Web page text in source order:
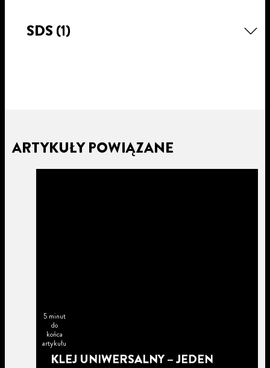
SDS (1)
ARTYKUŁY POWIĄZANE
5 minut
do
końca
artykułu
KLEJ UNIWERSALNY – JEDEN